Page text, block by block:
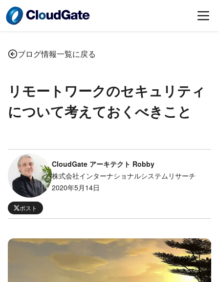
ブログ情報一覧に戻る
リモートワークのセキュリティ
について考えておくべきこと
CloudGate アーキテクト Robby
株式会社インターナショナルシステムリサーチ
2020年5月14日
ポスト